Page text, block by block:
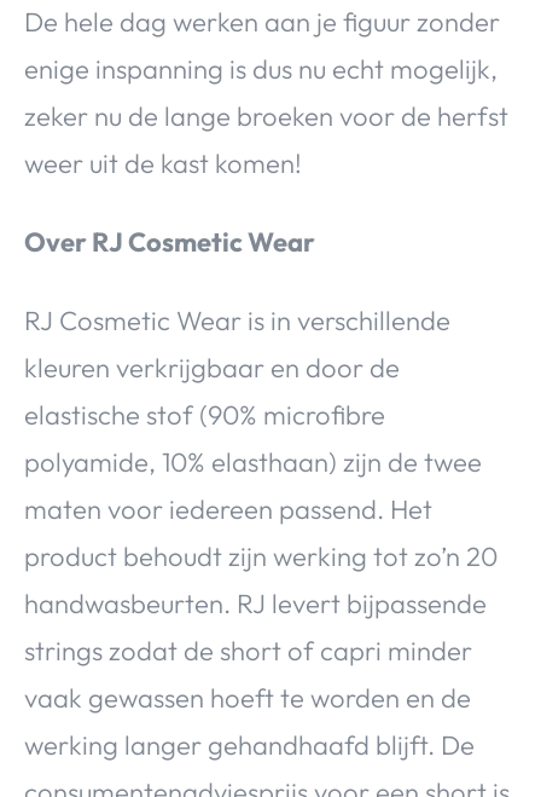
De hele dag werken aan je figuur zonder
enige inspanning is dus nu echt mogelijk,
zeker nu de lange broeken voor de herfst
weer uit de kast komen!
Over RJ Cosmetic Wear
RJ Cosmetic Wear is in verschillende
kleuren verkrijgbaar en door de
elastische stof (90% microfibre
polyamide, 10% elasthaan) zijn de twee
maten voor iedereen passend. Het
product behoudt zijn werking tot zo’n 20
handwasbeurten. RJ levert bijpassende
strings zodat de short of capri minder
vaak gewassen hoeft te worden en de
werking langer gehandhaafd blijft. De